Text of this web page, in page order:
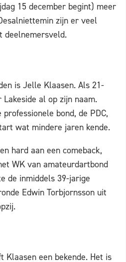
15 december begint) meer
zijn er veel
deelnemersveld.
is Jelle Klaasen. Als 21-
al op zijn naam.
bond, de PDC,
wat mindere jaren kende.
hard aan een comeback,
WK van amateurdartbond
de inmiddels 39-jarige
Edwin Torbjornsson uit
Klaasen een bekende. Het is